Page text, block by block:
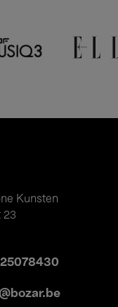
Kunsten
23